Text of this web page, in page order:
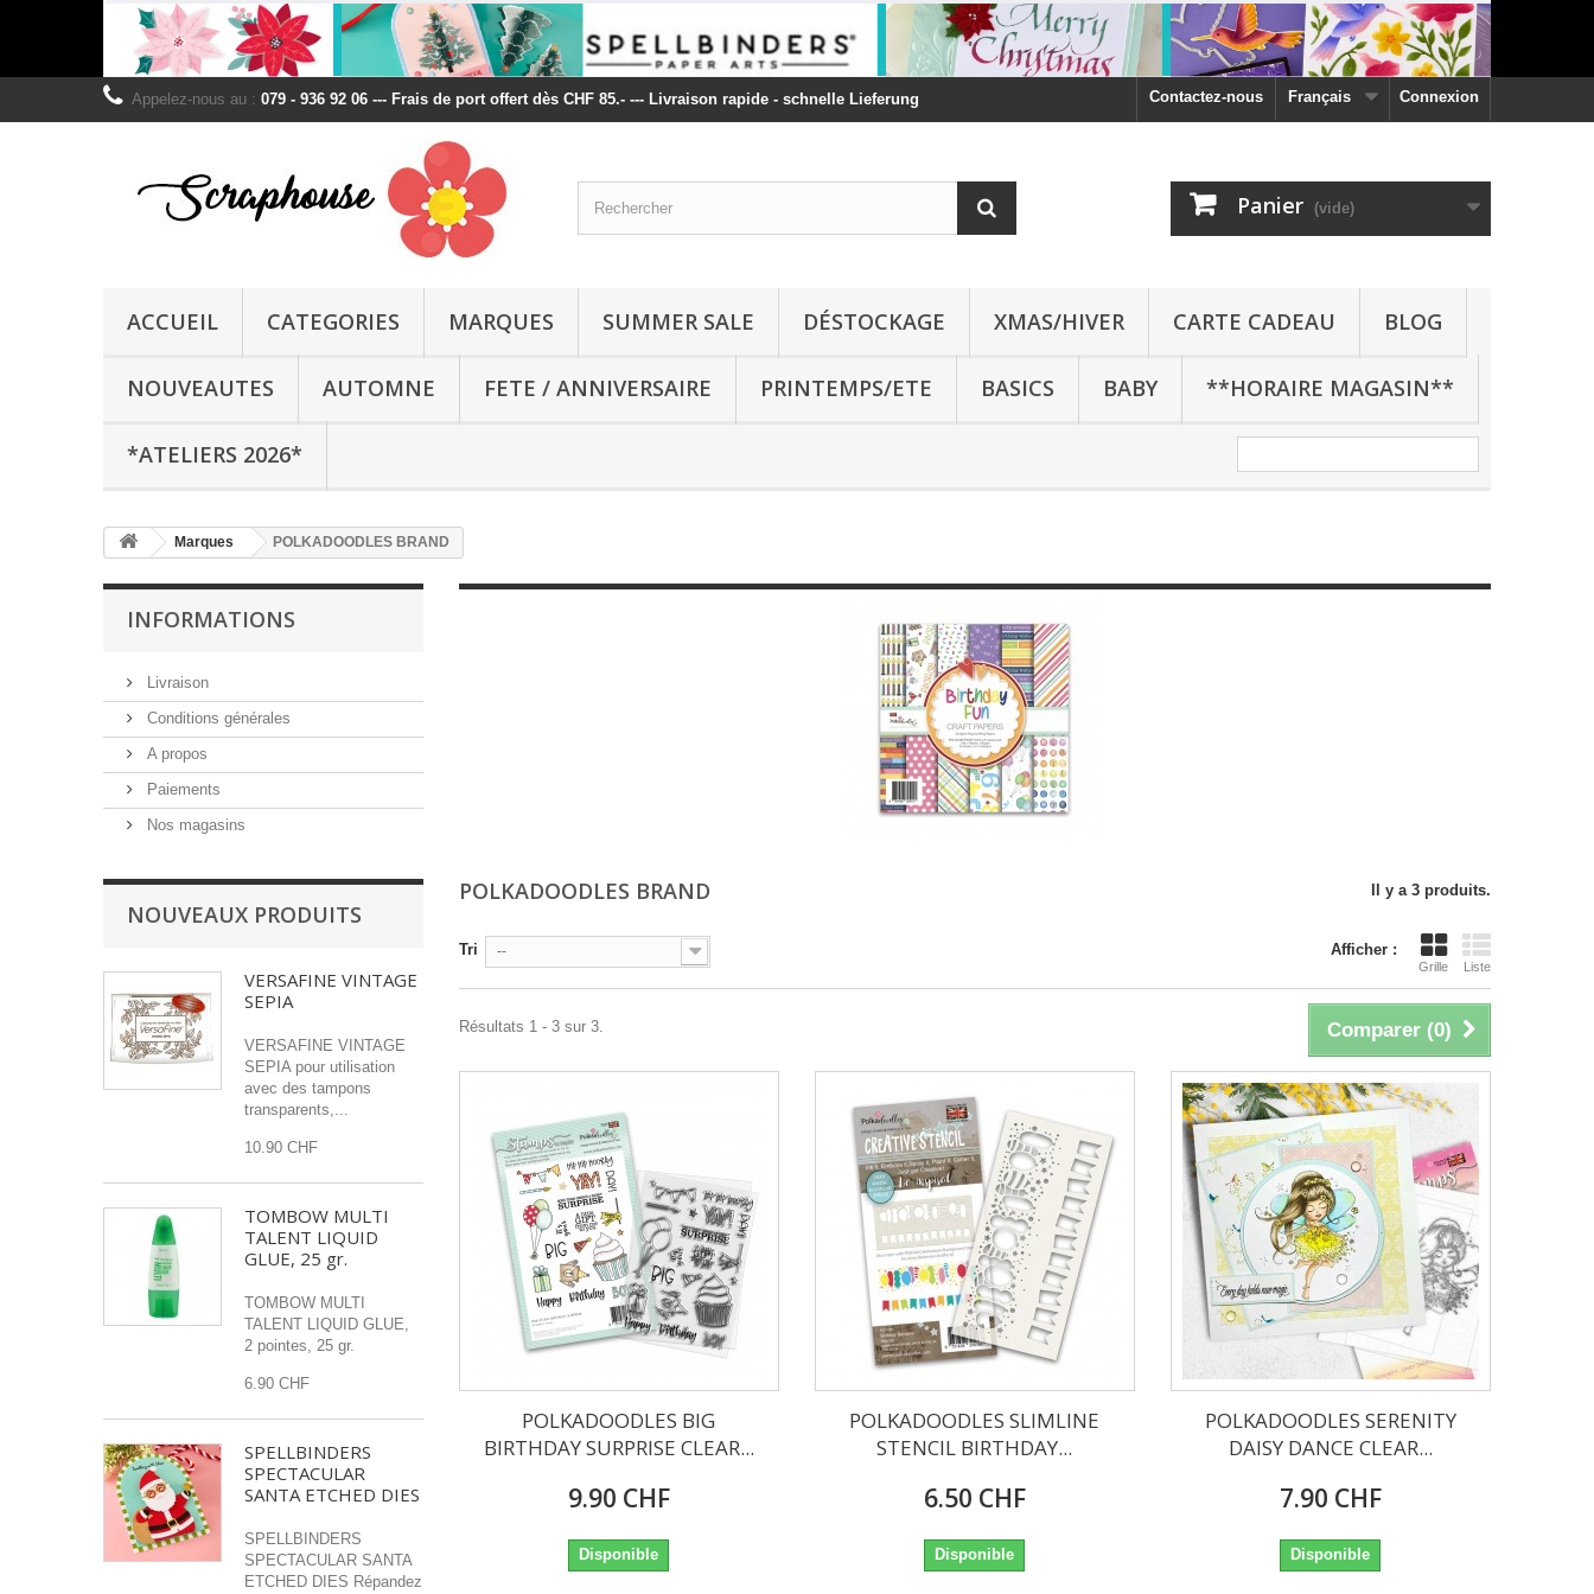
Connexion
Français
Contactez-nous
Appelez-nous au : 079 - 936 92 06 --- Frais de port offert dès CHF 85.- --- Livraison rapide - schnelle Lieferung
Panier (vide)
ACCUEIL CATEGORIES MARQUES SUMMER SALE DÉSTOCKAGE XMAS/HIVER CARTE CADEAU BLOG
NOUVEAUTES AUTOMNE FETE / ANNIVERSAIRE PRINTEMPS/ETE BASICS BABY **HORAIRE MAGASIN**
*ATELIERS 2026*
Marques POLKADOODLES BRAND
INFORMATIONS
Livraison
Conditions générales
A propos
Paiements
Nos magasins
NOUVEAUX PRODUITS
VERSAFINE VINTAGE
SEPIA
VERSAFINE VINTAGE
SEPIA pour utilisation
avec des tampons
transparents,...
10.90 CHF
TOMBOW MULTI
TALENT LIQUID
GLUE, 25 gr.
TOMBOW MULTI
TALENT LIQUID GLUE,
2 pointes, 25 gr.
6.90 CHF
SPELLBINDERS
SPECTACULAR
SANTA ETCHED DIES
SPELLBINDERS
SPECTACULAR SANTA
ETCHED DIES Répandez
POLKADOODLES BRAND Il y a 3 produits.
Afficher :
Grille Liste
Tri --
Comparer (0)
Résultats 1 - 3 sur 3.
POLKADOODLES BIG
BIRTHDAY SURPRISE CLEAR...
9.90 CHF
Disponible
POLKADOODLES SLIMLINE
STENCIL BIRTHDAY...
6.50 CHF
Disponible
POLKADOODLES SERENITY
DAISY DANCE CLEAR...
7.90 CHF
Disponible